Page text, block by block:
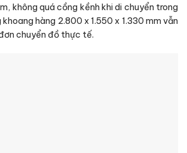
không quá cồng kềnh khi di chuyển trong
khoang hàng 2.800 x 1.550 x 1.330 mm vẫn
chuyển đồ thực tế.